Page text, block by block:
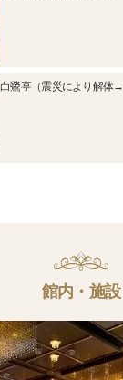
白鷺亭（震災により解体
館内・施設